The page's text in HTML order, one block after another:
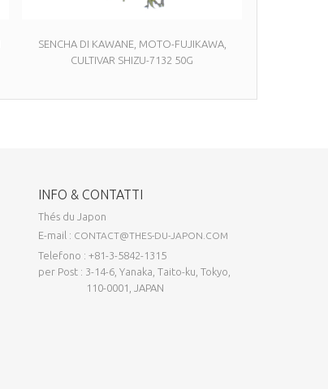
SENCHA DI KAWANE, MOTO-FUJIKAWA,
CULTIVAR SHIZU-7132 50G
INFO & CONTATTI
Thés du Japon
E-mail : CONTACT@THES-DU-JAPON.COM
Telefono : +81-3-5842-1315
per Post : 3-14-6, Yanaka, Taito-ku, Tokyo,
110-0001, JAPAN